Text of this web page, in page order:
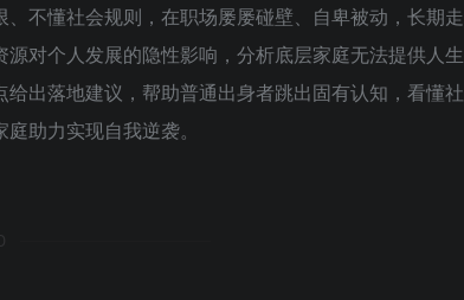
不懂社会规则，在职场屡屡碰壁、自卑被动，长期走
对个人发展的隐性影响，分析底层家庭无法提供人生
出落地建议，帮助普通出身者跳出固有认知，看懂社
助力实现自我逆袭。